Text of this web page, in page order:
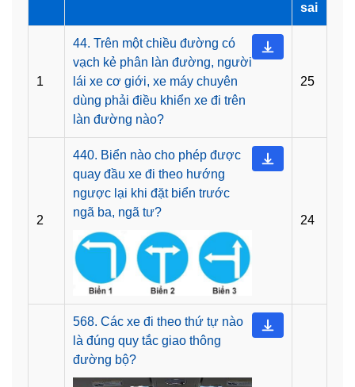
sai
1
44. Trên một chiều đường có
vạch kẻ phân làn đường, người
lái xe cơ giới, xe máy chuyên
dùng phải điều khiển xe đi trên
làn đường nào?
25
2
440. Biển nào cho phép được
quay đầu xe đi theo hướng
ngược lại khi đặt biển trước
ngã ba, ngã tư?
24
568. Các xe đi theo thứ tự nào
là đúng quy tắc giao thông
đường bộ?